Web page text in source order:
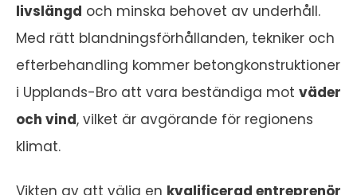
livslängd och minska behovet av underhåll.
Med rätt blandningsförhållanden, tekniker och
efterbehandling kommer betongkonstruktioner
i Upplands-Bro att vara beständiga mot väder
och vind, vilket är avgörande för regionens
klimat.
Vikten av att välja en kvalificerad entreprenör